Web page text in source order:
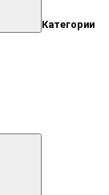
Категории